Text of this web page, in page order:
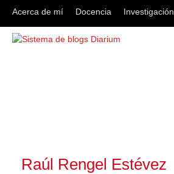
Acerca de mí Docencia Investigación
Raúl Rengel Estévez